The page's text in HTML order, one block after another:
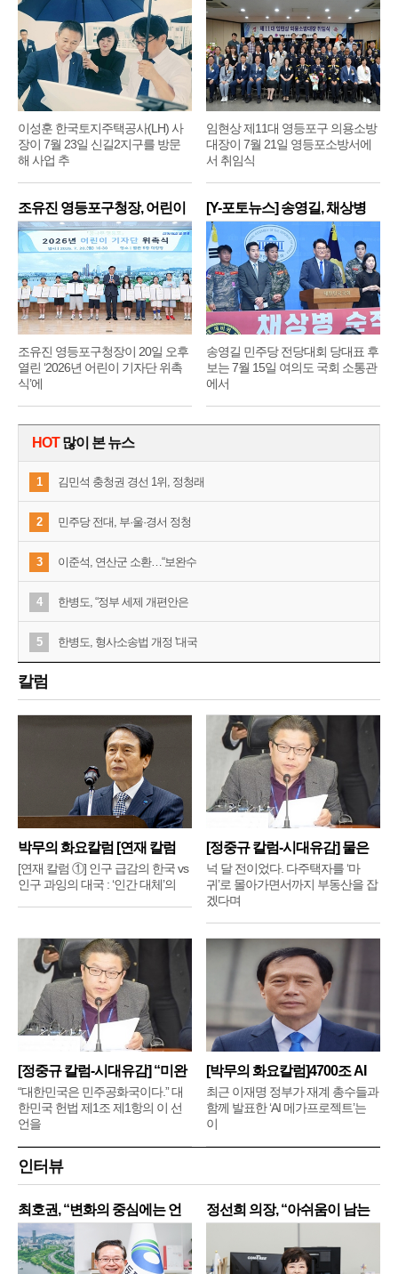
주
이성훈 한국토지주택공사(LH) 사
장이 7월 23일 신길2지구를 방문
해 사업 추
영
임현상 제11대 영등포구 의용소방
대장이 7월 21일 영등포소방서에
서 취임식
조유진 영등포구청장, 어린이
기
조유진 영등포구청장이 20일 오후
열린 ‘2026년 어린이 기자단 위촉
식’에
[Y-포토뉴스] 송영길, 채상병
순
송영길 민주당 전당대회 당대표 후
보는 7월 15일 여의도 국회 소통관
에서
HOT많이 본 뉴스
1 김민석 충청권 경선 1위, 정청래
2 민주당 전대, 부·울·경서 정청
3 이준석, 연산군 소환…“보완수
4 한병도, “정부 세제 개편안은
5 한병도, 형사소송법 개정 '대국
칼럼
박무의 화요칼럼 [연재 칼럼
①]
[연재 칼럼 ①] 인구 급감의 한국 vs
인구 과잉의 대국 : ‘인간 대체’의
[정중규 칼럼-시대유감] 물은
배
넉 달 전이었다. 다주택자를 ‘마
귀’로 몰아가면서까지 부동산을 잡
겠다며
[정중규 칼럼-시대유감] “미완
“대한민국은 민주공화국이다.” 대
한민국 헌법 제1조 제1항의 이 선
언을
[박무의 화요칼럼]4700조 AI
메
최근 이재명 정부가 재계 총수들과
함께 발표한 ‘AI 메가프로젝트’는
이
인터뷰
최호권, “변화의 중심에는 언
제
정선희 의장, “아쉬움이 남는